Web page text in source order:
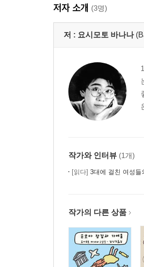
저자 소개 (3명)
저 : 요시모토 바나나
작가와 인터뷰 (1개)
[읽다] 3대에 걸친 여성들
작가의 다른 상품